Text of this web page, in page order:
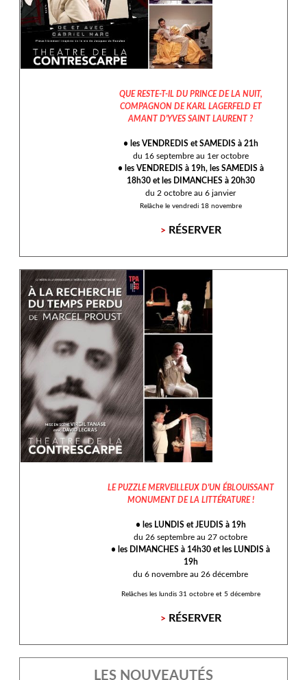
QUE RESTE-T-IL DU PRINCE DE LA NUIT,
COMPAGNON DE KARL LAGERFELD ET
AMANT D'YVES SAINT LAURENT ?
• les VENDREDIS et SAMEDIS à 21h
du 16 septembre au 1er octobre
• les VENDREDIS à 19h, les SAMEDIS à
18h30 et les DIMANCHES à 20h30
du 2 octobre au 6 janvier
Relâche le vendredi 18 novembre
> RÉSERVER
LE PUZZLE MERVEILLEUX D'UN ÉBLOUISSANT
MONUMENT DE LA LITTÉRATURE !
• les LUNDIS et JEUDIS à 19h
du 26 septembre au 27 octobre
• les DIMANCHES à 14h30 et les LUNDIS à
19h
du 6 novembre au 26 décembre
Relâches les lundis 31 octobre et 5 décembre
> RÉSERVER
LES NOUVEAUTÉS